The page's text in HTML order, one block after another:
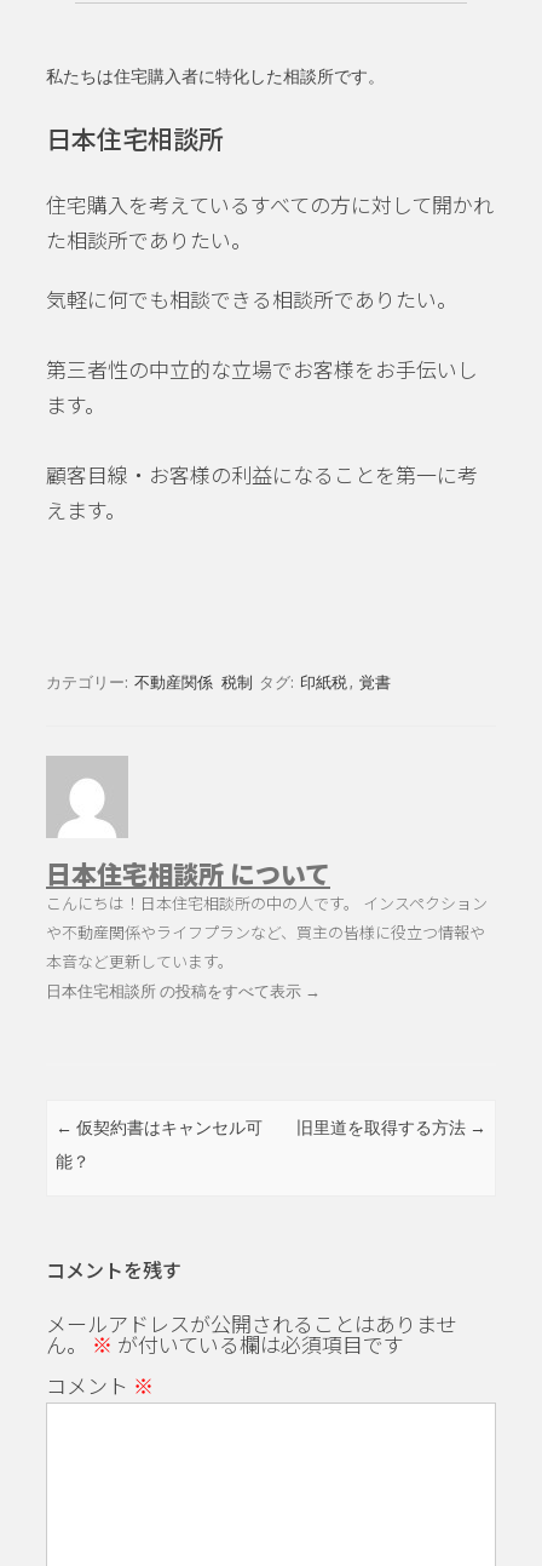
私たちは住宅購入者に特化した相談所です。
日本住宅相談所
住宅購入を考えているすべての方に対して開かれ
た相談所でありたい。
気軽に何でも相談できる相談所でありたい。
第三者性の中立的な立場でお客様をお手伝いし
ます。
顧客目線・お客様の利益になることを第一に考
えます。
カテゴリー: 不動産関係 税制 タグ: 印紙税 , 覚書
日本住宅相談所 について
こんにちは！日本住宅相談所の中の人です。 インスペクション
や不動産関係やライフプランなど、買主の皆様に役立つ情報や
本音など更新しています。
日本住宅相談所 の投稿をすべて表示 →
投稿ナビゲーション
← 仮契約書はキャンセル可
能？
旧里道を取得する方法 →
コメントを残す
メールアドレスが公開されることはありませ
ん。 ※が付いている欄は必須項目です
コメント ※